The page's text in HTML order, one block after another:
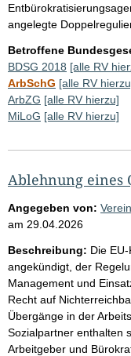
angelegte
Betroffene
BDSG 2018 [alle RV
ArbSchG [alle RV
ArbZG [alle RV hierzu]
MiLoG [alle RV hierzu]
Ablehnung eines
Angegeben von:
am 29.04.2026
Beschreibung: Die
angekündigt, der
Management und
Recht auf
Übergänge in der
Sozialpartner enthalten
Arbeitgeber und